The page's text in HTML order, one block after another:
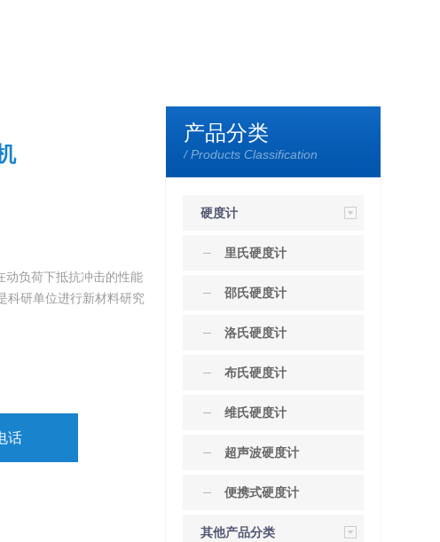
动负荷下抵抗冲击的性能
科研单位进行新材料研究
话
产品分类
/ Products Classification
硬度计
里氏硬度计
邵氏硬度计
洛氏硬度计
布氏硬度计
维氏硬度计
超声波硬度计
便携式硬度计
其他产品分类